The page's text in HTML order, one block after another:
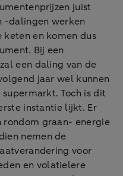
juist
-dalingen werken
en komen dus
Bij een
een daling van de
jaar wel kunnen
Toch is dit
instantie lijkt. Er
rondom graan- energie
nemen de
voor
en volatielere